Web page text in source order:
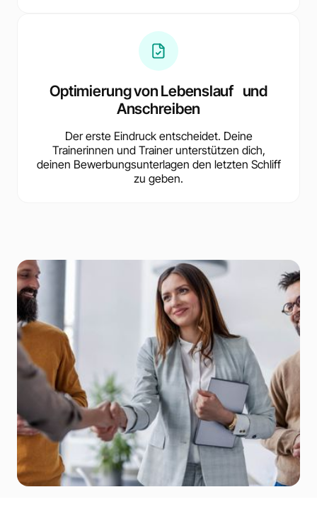
Optimierung von Lebenslauf und
Anschreiben
Der erste Eindruck entscheidet. Deine
Trainerinnen und Trainer unterstützen dich,
deinen Bewerbungsunterlagen den letzten Schliff
zu geben.